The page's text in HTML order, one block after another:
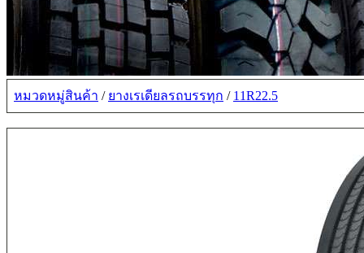
หมวดหมู่สินค้า / ยางเรเดียลรถบรรทุก / 11R22.5